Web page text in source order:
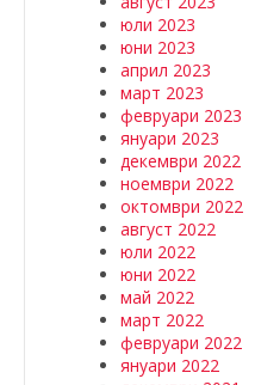
юли 2023
юни 2023
април 2023
март 2023
февруари 2023
януари 2023
декември 2022
ноември 2022
октомври 2022
август 2022
юли 2022
юни 2022
май 2022
март 2022
февруари 2022
януари 2022